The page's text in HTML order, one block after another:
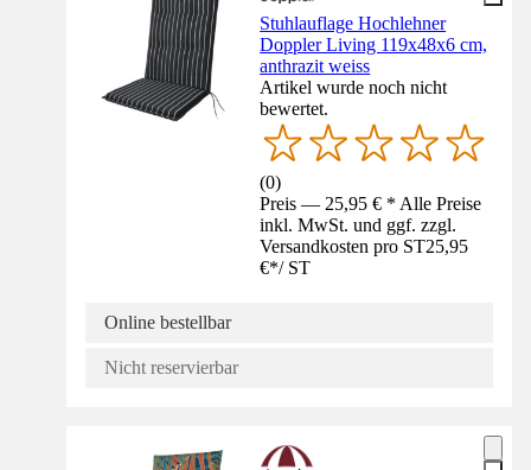
Stuhlauflage Hochlehner
Doppler Living 119x48x6 cm,
anthrazit weiss
Artikel wurde noch nicht
bewertet.
(0)
Preis — 25,95 € * Alle Preise
inkl. MwSt. und ggf. zzgl.
Versandkosten pro ST25,95
€*/ ST
Online bestellbar
Nicht reservierbar